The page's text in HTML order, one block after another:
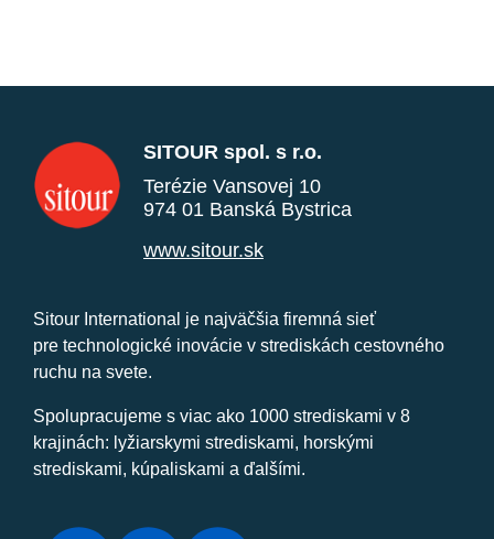
SITOUR spol. s r.o.
Terézie Vansovej 10
974 01 Banská Bystrica
www.sitour.sk
Sitour International je najväčšia firemná sieť
pre technologické inovácie v strediskách cestovného
ruchu na svete.
Spolupracujeme s viac ako 1000 strediskami v 8
krajinách: lyžiarskymi strediskami, horskými
strediskami, kúpaliskami a ďalšími.